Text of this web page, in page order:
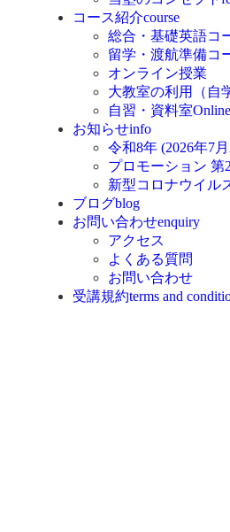
コース紹介course
総合・基礎英語コ
留学・渡航準備コ
オンライン授業
大教室の利用（自
自習・資料室
お知らせinfo
令和8年 (2026年7
プロモーション 第
新型コロナウイル
ブログblog
お問い合わせenquiry
アクセス
よくある質問
お問い合わせ
受講規約terms and